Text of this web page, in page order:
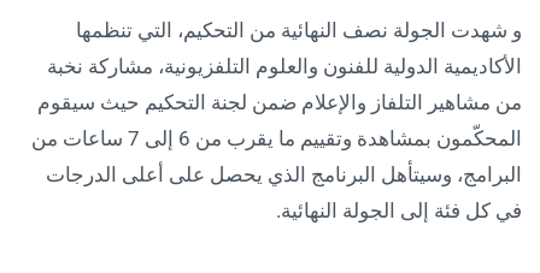
و شهدت الجولة نصف النهائية من التحكيم، التي تنظمها
الأكاديمية الدولية للفنون والعلوم التلفزيونية، مشاركة نخبة
من مشاهير التلفاز والإعلام ضمن لجنة التحكيم حيث سيقوم
المحكّمون بمشاهدة وتقييم ما يقرب من 6 إلى 7 ساعات من
البرامج، وسيتأهل البرنامج الذي يحصل على أعلى الدرجات
في كل فئة إلى الجولة النهائية.